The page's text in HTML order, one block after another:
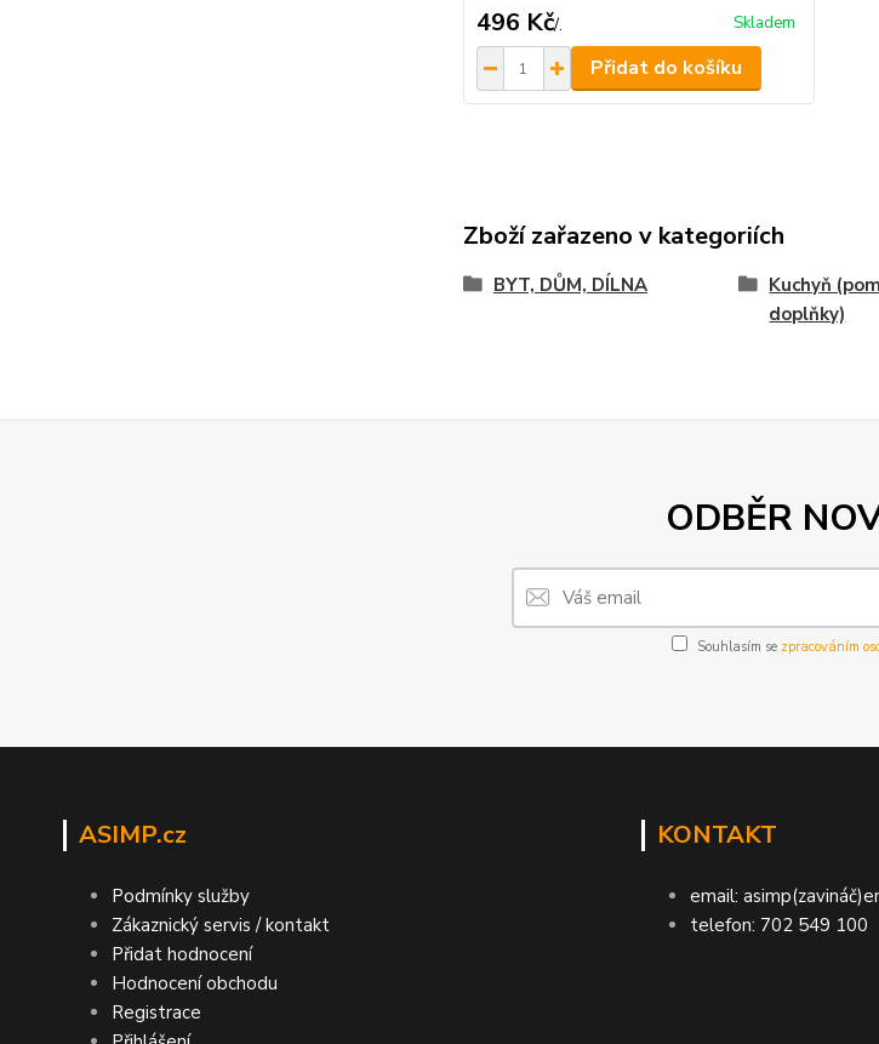
496 Kč/. Skladem
Přidat do košíku
Zboží zařazeno v kategoriích
BYT, DŮM, DÍLNA
Kuchyň
doplňky)
ODBĚR
Souhlasím se zpracováním
ASIMP.cz
Podmínky služby
Zákaznický servis / kontakt
Přidat hodnocení
Hodnocení obchodu
Registrace
KONTAKT
email:
telefon: 702 549 100